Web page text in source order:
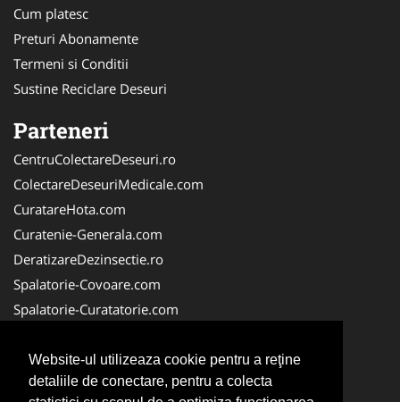
Website-ul utilizeaza cookie pentru a reţine
detaliile de conectare, pentru a colecta
Cum platesc
Preturi Abonamente
Termeni si Conditii
Sustine Reciclare Deseuri
Parteneri
CentruColectareDeseuri.ro
ColectareDeseuriMedicale.com
CuratareHota.com
Curatenie-Generala.com
DeratizareDezinsectie.ro
Spalatorie-Covoare.com
Spalatorie-Curatatorie.com
FirmaDeratizare.ro
Service-Reparatii.com